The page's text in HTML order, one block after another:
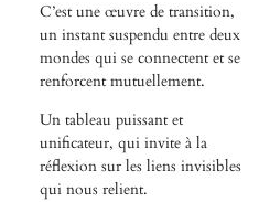
C’est une œuvre de transition,
un instant suspendu entre deux
mondes qui se connectent et se
renforcent mutuellement.
Un tableau puissant et
unificateur, qui invite à la
réflexion sur les liens invisibles
qui nous relient.